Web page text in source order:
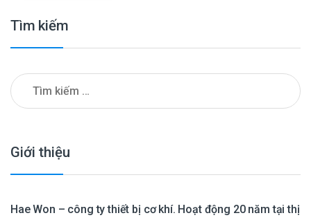
Tìm kiếm
Tìm kiếm cho:
Giới thiệu
Hae Won – công ty thiết bị cơ khí. Hoạt động 20 năm tại thị